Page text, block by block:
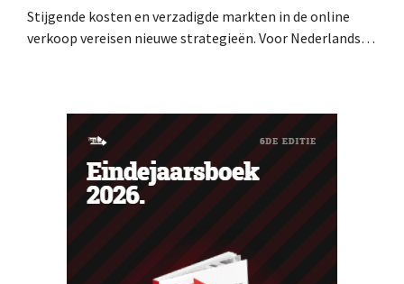
Stijgende kosten en verzadigde markten in de online
verkoop vereisen nieuwe strategieën. Voor Nederlandse
realiseren – met Kaufland Global...